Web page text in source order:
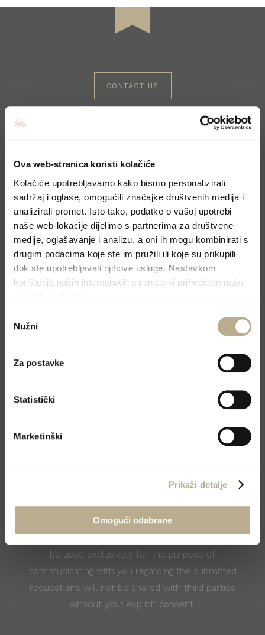
Ova web-stranica koristi kolačiće
Kolačiće upotrebljavamo kako bismo personalizirali
sadržaj i oglase, omogućili značajke društvenih medija i
analizirali promet. Isto tako, podatke o vašoj upotrebi
naše web-lokacije dijelimo s partnerima za društvene
medije, oglašavanje i analizu, a oni ih mogu kombinirati s
drugim podacima koje ste im pružili ili koje su prikupili
dok ste upotrebljavali njihove usluge. Nastavkom
korištenja naših internetskih stranica vi prihvaćate našu
pristanka
Nužni
Za postavke
Statistički
Marketinški
Prikaži detalje
Omogući odabrane
CONTACT US
Book your holiday
Molimo, pošaljite upit preko kontakt forme i
odgovoriti ćemo u najskorijem mogućem
roku.
Your data will be stored on the email server and will
be used exclusively for the purpose of
communicating with you regarding the submitted
request and will not be shared with third parties
without your explicit consent.